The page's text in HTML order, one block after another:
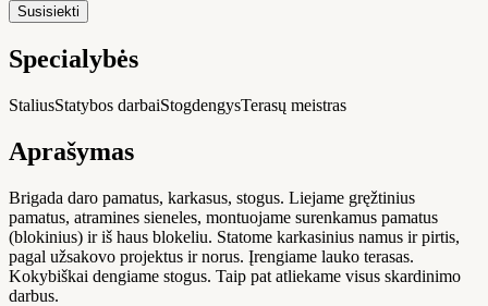
Susisiekti
Specialybės
StaliusStatybos darbaiStogdengysTerasų meistras
Aprašymas
Brigada daro pamatus, karkasus, stogus. Liejame gręžtinius
pamatus, atramines sieneles, montuojame surenkamus pamatus
(blokinius) ir iš haus blokeliu. Statome karkasinius namus ir pirtis,
pagal užsakovo projektus ir norus. Įrengiame lauko terasas.
Kokybiškai dengiame stogus. Taip pat atliekame visus skardinimo
darbus.